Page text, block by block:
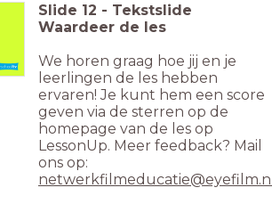
Slide 12 - Tekstslide
Waardeer de les
We horen graag hoe jij en je
leerlingen de les hebben
ervaren! Je kunt hem een score
geven via de sterren op de
homepage van de les op
LessonUp. Meer feedback? Mail
ons op: